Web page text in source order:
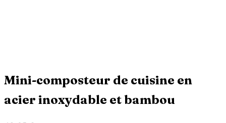
Mini-composteur de cuisine en
acier inoxydable et bambou